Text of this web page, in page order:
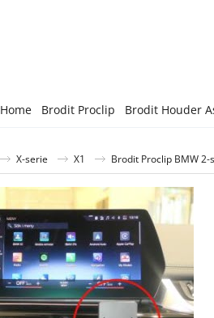
Home Brodit Proclip Brodit Houder
X-serie X1 Brodit Proclip BMW